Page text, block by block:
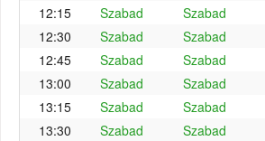
12:15
Szabad Szabad
12:30
Szabad Szabad
12:45
Szabad Szabad
13:00
Szabad Szabad
13:15
Szabad Szabad
13:30
Szabad Szabad